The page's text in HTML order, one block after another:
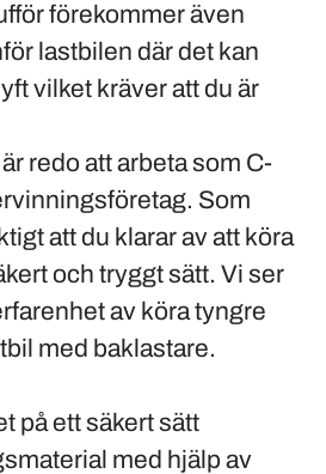
förekommer även
lastbilen där det kan
vilket kräver att du är
redo att arbeta som C-
Som
att du klarar av att köra
och tryggt sätt. Vi ser
av köra tyngre
med baklastare.
på ett säkert sätt
med hjälp av